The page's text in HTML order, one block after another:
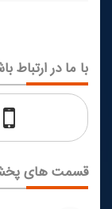
قسمت های
با ما در ارتباط